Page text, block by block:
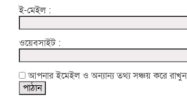
ই-মেইল :
ওয়েবসাইট :
আপনার ইমেইল ও অন্যান্য তথ্য সঞ্চয় করে রাখুন